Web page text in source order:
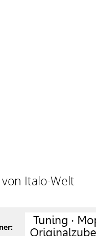
Italo-Welt